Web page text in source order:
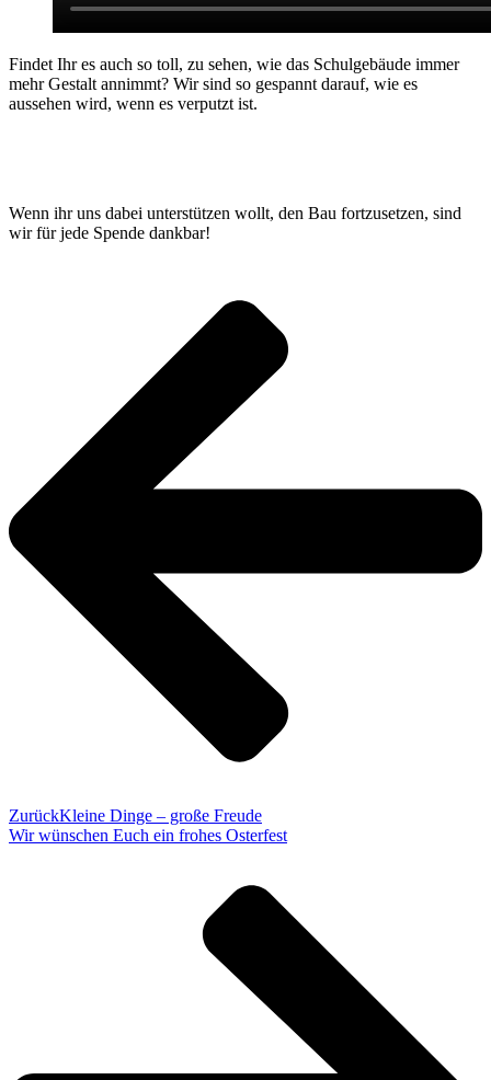
Findet Ihr es auch so toll, zu sehen, wie das Schulgebäude immer
mehr Gestalt annimmt? Wir sind so gespannt darauf, wie es
aussehen wird, wenn es verputzt ist.
Wenn ihr uns dabei unterstützen wollt, den Bau fortzusetzen, sind
wir für jede Spende dankbar!
ZurückKleine Dinge – große Freude
Wir wünschen Euch ein frohes Osterfest